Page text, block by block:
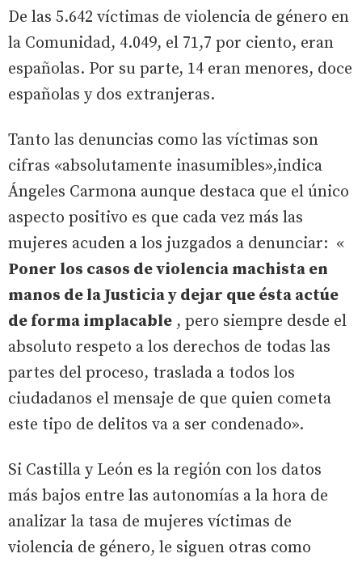
De las 5.642 víctimas de violencia de género en
la Comunidad, 4.049, el 71,7 por ciento, eran
españolas. Por su parte, 14 eran menores, doce
españolas y dos extranjeras.
Tanto las denuncias como las víctimas son
cifras «absolutamente inasumibles»,indica
Ángeles Carmona aunque destaca que el único
aspecto positivo es que cada vez más las
mujeres acuden a los juzgados a denunciar: «
Poner los casos de violencia machista en
manos de la Justicia y dejar que ésta actúe
de forma implacable , pero siempre desde el
absoluto respeto a los derechos de todas las
partes del proceso, traslada a todos los
ciudadanos el mensaje de que quien cometa
este tipo de delitos va a ser condenado».
Si Castilla y León es la región con los datos
más bajos entre las autonomías a la hora de
analizar la tasa de mujeres víctimas de
violencia de género, le siguen otras como